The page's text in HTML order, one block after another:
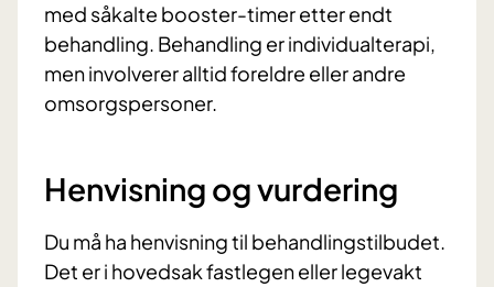
med såkalte booster-timer etter endt
behandling. Behandling er individualterapi,
men involverer alltid foreldre eller andre
omsorgspersoner.
Henvisning og vurdering
Du må ha henvisning til behandlingstilbudet.
Det er i hovedsak fastlegen eller legevakt